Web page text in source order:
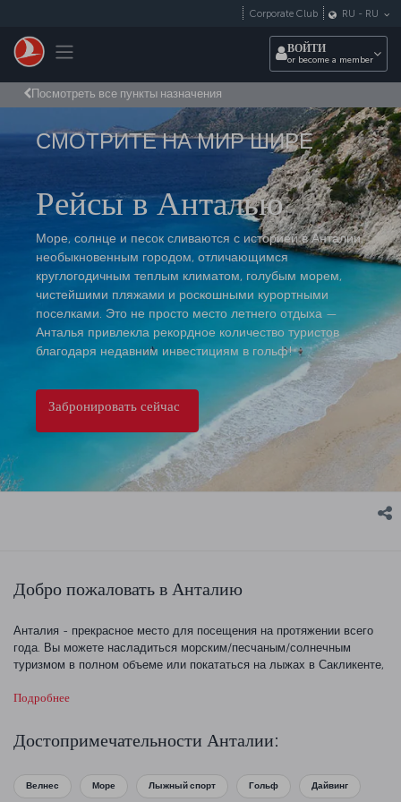
Toggle navigation
Corporate Club RU - RU
ВОЙТИ
or become a member
Посмотреть все пункты назначения
СМОТРИТЕ НА МИР ШИРЕ
Рейсы в Анталью
Море, солнце и песок сливаются с историей в Анталии,
необыкновенным городом, отличающимся
круглогодичным теплым климатом, голубым морем,
чистейшими пляжами и роскошными курортными
поселками. Это не просто место летнего отдыха —
Анталья привлекла рекордное количество туристов
благодаря недавним инвестициям в гольф!
Забронировать сейчас
Добро пожаловать в Анталию
Анталия - прекрасное место для посещения на протяжении всего
года. Вы можете насладиться морским/песчаным/солнечным
туризмом в полном объеме или покататься на лыжах в Сакликенте,
среди природы в каньоне Кёпрюлю или проследить следы
археологию и историю, провинция Анталия приготовила для вас
много сюрпризов. Самые важные древние города Турции
провинции Анталия. Подарите себе незабываемые впечатления,
Подробнее
Достопримечательности Анталии:
Велнес Море Лыжный спорт Гольф Дайвинг